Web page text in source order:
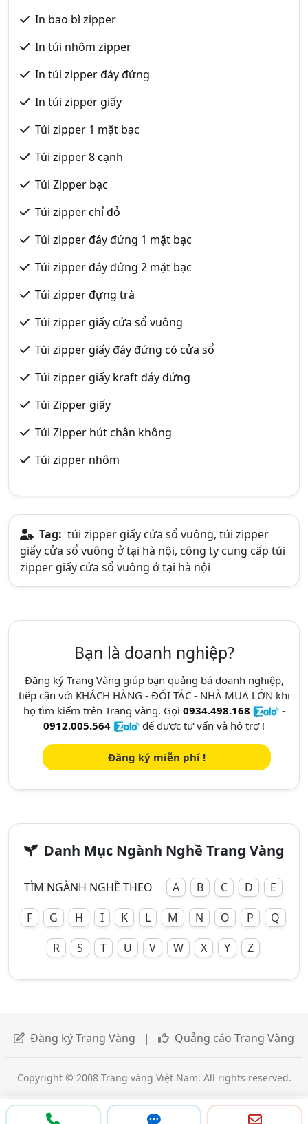
In bao bì zipper
In túi nhôm zipper
In túi zipper đáy đứng
In túi zipper giấy
Túi zipper 1 mặt bạc
Túi zipper 8 cạnh
Túi Zipper bạc
Túi zipper chỉ đỏ
Túi zipper đáy đứng 1 mặt bạc
Túi zipper đáy đứng 2 mặt bạc
Túi zipper đựng trà
Túi zipper giấy cửa sổ vuông
Túi zipper giấy đáy đứng có cửa sổ
Túi zipper giấy kraft đáy đứng
Túi Zipper giấy
Túi Zipper hút chân không
Túi zipper nhôm
Tag: túi zipper giấy cửa sổ vuông, túi zipper
giấy cửa sổ vuông ở tại hà nội, công ty cung cấp túi
zipper giấy cửa sổ vuông ở tại hà nội
Bạn là doanh nghiệp?
Đăng ký Trang Vàng giúp bạn quảng bá doanh nghiệp,
tiếp cận với KHÁCH HÀNG - ĐỐI TÁC - NHÀ MUA LỚN khi
họ tìm kiếm trên Trang vàng. Gọi 0934.498.168
-
0912.005.564
để được tư vấn và hỗ trợ !
Đăng ký miễn phí !
Danh Mục Ngành Nghề Trang Vàng
TÌM NGÀNH NGHỀ THEO A B C D
E
F
G H I K L M N O P
Q
R
S T U V W X Y Z
Đăng ký Trang Vàng | Quảng cáo Trang Vàng
Copyright © 2008 Trang vàng Việt Nam. All rights reserved.